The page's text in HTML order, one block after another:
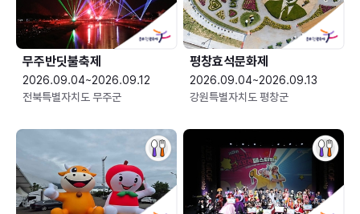
무주반딧불축제
2026.09.04~2026.09.12
전북특별자치도 무주군
평창효석문화제
2026.09.04~2026.09.13
강원특별자치도 평창군